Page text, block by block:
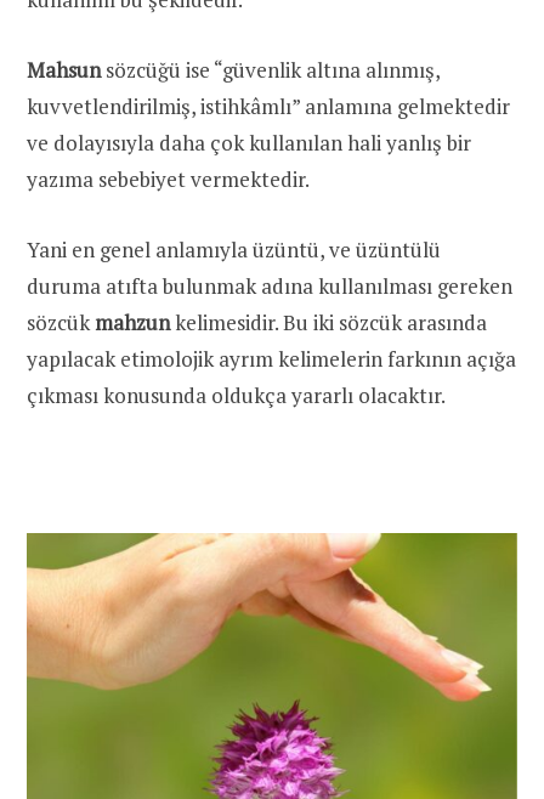
Mahsunsözcüğü ise “güvenlik altına alınmış,
kuvvetlendirilmiş, istihkâmlı” anlamına gelmektedir
ve dolayısıyla daha çok kullanılan hali yanlış bir
yazıma sebebiyet vermektedir.
Yani en genel anlamıyla üzüntü, ve üzüntülü
duruma atıfta bulunmak adına kullanılması gereken
sözcükmahzunkelimesidir. Bu iki sözcük arasında
yapılacak etimolojik ayrım kelimelerin farkının açığa
çıkması konusunda oldukça yararlı olacaktır.